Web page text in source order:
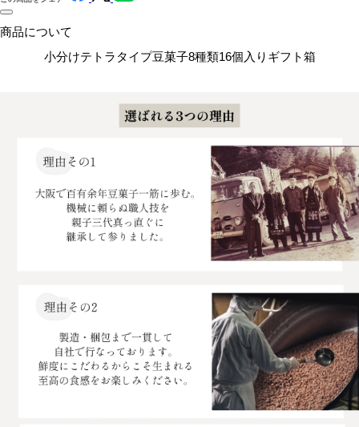
商品について
小分けテトラタイプ豆菓子8種類16個入りギフト箱